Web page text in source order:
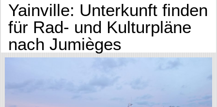
Yainville: Unterkunft finden
für Rad- und Kulturpläne
nach Jumièges